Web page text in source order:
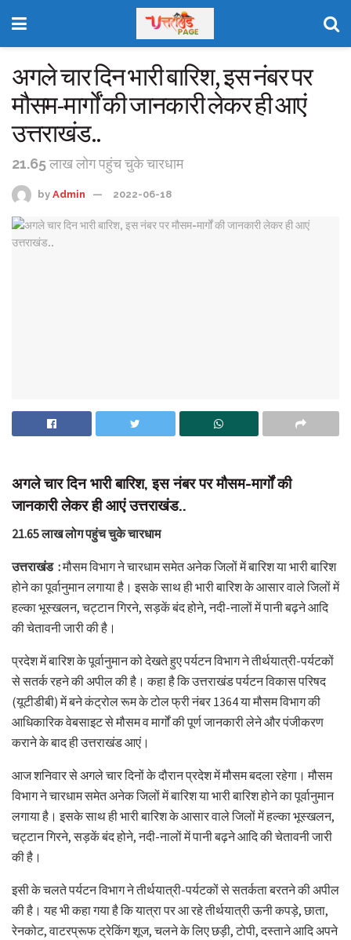
अगले चार दिन भारी बारिश, इस नंबर पर
मौसम-मार्गों की जानकारी लेकर ही आएं
उत्तराखंड..
21.65 लाख लोग पहुंच चुके चारधाम
by Admin 2022-06-18
अगले चार दिन भारी बारिश, इस नंबर पर मौसम-मार्गों की
जानकारी लेकर ही आएं उत्तराखंड..
21.65 लाख लोग पहुंच चुके चारधाम
उत्तराखंड :मौसम विभाग ने चारधाम समेत अनेक जिलों में बारिश या भारी बारिश
होने का पूर्वानुमान लगाया है। इसके साथ ही भारी बारिश के आसार वाले जिलों में
हल्का भूस्खलन, चट्टान गिरने, सड़कें बंद होने, नदी-नालों में पानी बढ़ने आदि
की चेतावनी जारी की है।
प्रदेश में बारिश के पूर्वानुमान को देखते हुए पर्यटन विभाग ने तीर्थयात्री-पर्यटकों
से सतर्क रहने की अपील की है। कहा है कि उत्तराखंड पर्यटन विकास परिषद
(यूटीडीबी) में बने कंट्रोल रूम के टोल फ्री नंबर 1364 या मौसम विभाग की
आधिकारिक वेबसाइट से मौसम व मार्गों की पूर्ण जानकारी लेने और पंजीकरण
कराने के बाद ही उत्तराखंड आएं।
आज शनिवार से अगले चार दिनों के दौरान प्रदेश में मौसम बदला रहेगा। मौसम
विभाग ने चारधाम समेत अनेक जिलों में बारिश या भारी बारिश होने का पूर्वानुमान
लगाया है। इसके साथ ही भारी बारिश के आसार वाले जिलों में हल्का भूस्खलन,
चट्टान गिरने, सड़कें बंद होने, नदी-नालों में पानी बढ़ने आदि की चेतावनी जारी
की है।
इसी के चलते पर्यटन विभाग ने तीर्थयात्री-पर्यटकों से सतर्कता बरतने की अपील
की है। यह भी कहा गया है कि यात्रा पर आ रहे तीर्थयात्री ऊनी कपड़े, छाता,
रेनकोट, वाटरप्रूफ ट्रेकिंग शूज, चलने के लिए छड़ी, टोपी, दस्ताने आदि अपने